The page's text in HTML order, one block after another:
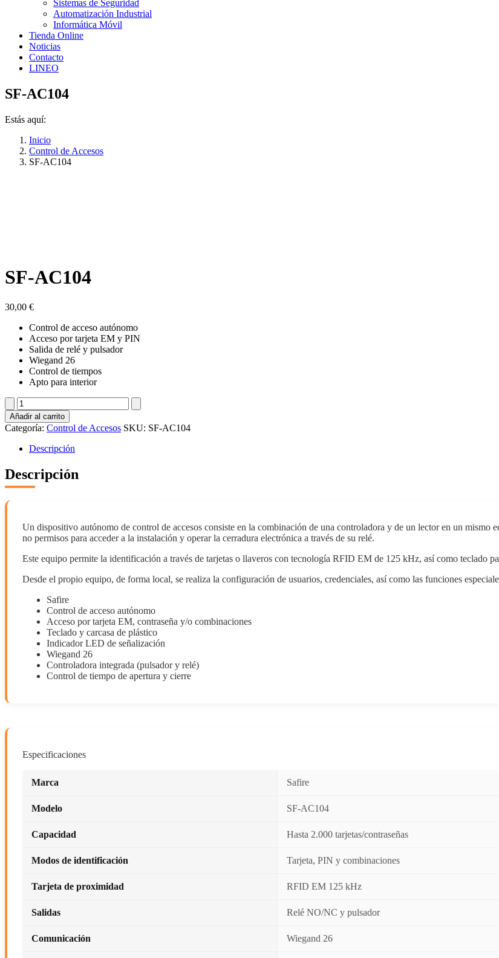
Sistemas de Seguridad
Automatización Industrial
Informática Móvil
Tienda Online
Noticias
Contacto
LINEO
SF-AC104
Estás aquí:
Inicio
Control de Accesos
SF-AC104
SF-AC104
30,00 €
Control de acceso autónomo
Acceso por tarjeta EM y PIN
Salida de relé y pulsador
Wiegand 26
Control de tiempos
Apto para interior
SF-
AC104
cantidad
Añadir al carrito
Categoría: Control de Accesos SKU: SF-AC104
Descripción
Descripción
Un dispositivo autónomo de control de accesos consiste en la combinación de una controladora y de un lector en un mismo
no permisos para acceder a la instalación y operar la cerradura electrónica a través de su relé.
Este equipo permite la identificación a través de tarjetas o llaveros con tecnología RFID EM de 125 kHz, así como teclado
Desde el propio equipo, de forma local, se realiza la configuración de usuarios, credenciales, así como las funciones
Safire
Control de acceso autónomo
Acceso por tarjeta EM, contraseña y/o combinaciones
Teclado y carcasa de plástico
Indicador LED de señalización
Wiegand 26
Controladora integrada (pulsador y relé)
Control de tiempo de apertura y cierre
Especificaciones
Marca Safire
Modelo SF-AC104
Capacidad Hasta 2.000 tarjetas/contraseñas
Modos de identificación Tarjeta, PIN y combinaciones
Tarjeta de proximidad RFID EM 125 kHz
Salidas Relé NO/NC y pulsador
Comunicación Wiegand 26